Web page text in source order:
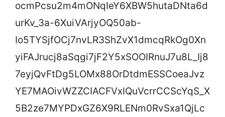
ocmPcsu2m4mONqIeY6XBW5hutaDNta6d
urKv_3a-6XuiVArjyOQ50ab-
Io5TYSjfOCj7nvLR3ShZvX1dmcqRkOg0Xn
yiFAJrucj8aSqgi7jF2Y5xSOOIRnuJ7u8L_Ij8
7eyjQvFtDg5LOMx88OrDtdmESSCoeaJvz
YE7MAOivWZZCIACFVxIQuVcrrCCScYqS_X
5B2ze7MYPDxGZ6X9RLENm0RvSxa1QjLc